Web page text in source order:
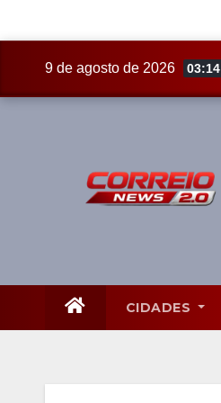
9 de agosto de 2026 03:14
CIDADES